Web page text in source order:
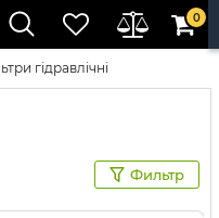
0
гідравлічні
Фильтр